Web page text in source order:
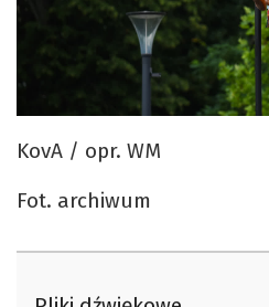
KovA / opr. WM
Fot. archiwum